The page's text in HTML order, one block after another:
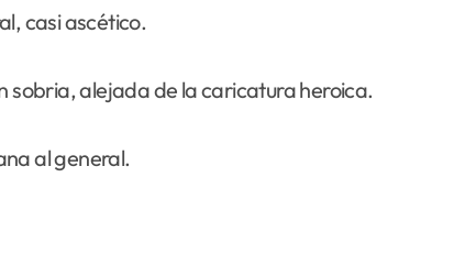
casi ascético.
alejada de la caricatura heroica.
al general.